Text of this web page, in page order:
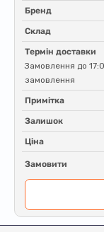
Бренд
Склад
Термін доставки
Замовлення до
замовлення
Примітка
Залишок
Ціна
Замовити